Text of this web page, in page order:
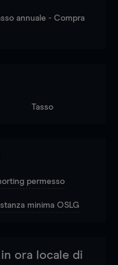
annuale - Compra
Tasso
permesso
minima OSLG
ora locale di